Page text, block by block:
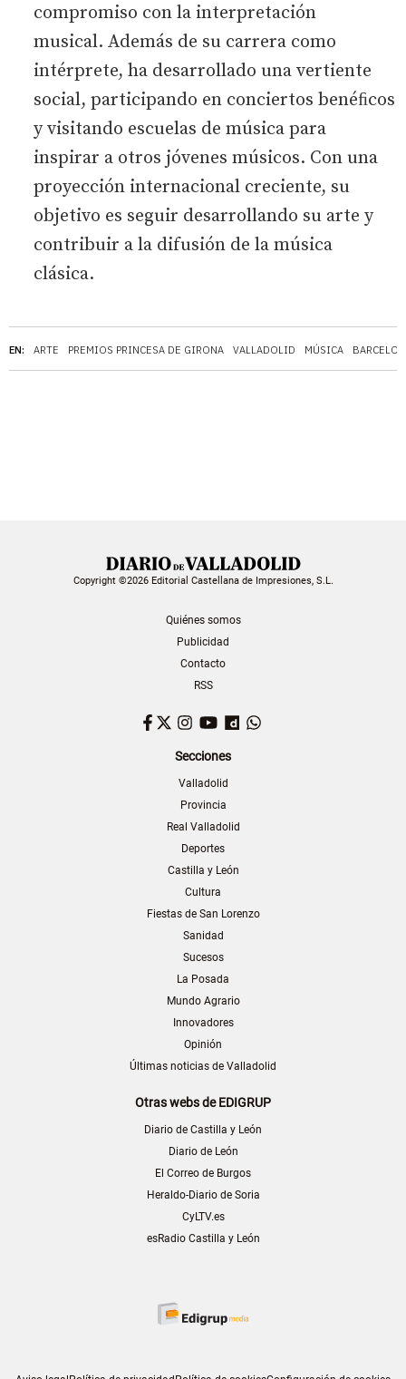
EN: ARTE PREMIOS PRINCESA DE GIRONA VALLADOLID MÚSICA
compromiso con la interpretación
musical. Además de su carrera como
intérprete, ha desarrollado una vertiente
social, participando en conciertos benéﬁcos
y visitando escuelas de música para
inspirar a otros jóvenes músicos. Con una
proyección internacional creciente, su
objetivo es seguir desarrollando su arte y
contribuir a la difusión de la música
clásica.
Copyright ©2026 Editorial Castellana de Impresiones, S.L.
Quiénes somos
Publicidad
Contacto
RSS
Facebook
TwitterInstagram
YouTubeDailymotion
Secciones
Valladolid
Provincia
Real Valladolid
Deportes
Castilla y León
Cultura
Fiestas de San Lorenzo
Sanidad
Sucesos
La Posada
Mundo Agrario
Innovadores
Opinión
Últimas noticias de Valladolid
Otras webs de EDIGRUP
Diario de Castilla y León
Diario de León
El Correo de Burgos
Heraldo-Diario de Soria
CyLTV.es
esRadio Castilla y León